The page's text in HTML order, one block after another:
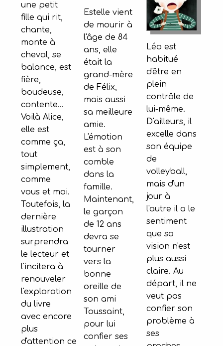
une petit
fille qui rit,
chante,
monte à
cheval, se
balance, est
fière,
boudeuse,
contente...
Voilà Alice,
elle est
comme ça,
tout
simplement,
comme
vous et moi.
Toutefois, la
dernière
illustration
surprendra
le lecteur et
l'incitera à
renouveler
l'exploration
du livre
avec encore
plus
d'attention ce
Estelle vient
de mourir à
l'âge de 84
ans, elle
était la
grand-mère
de Félix,
mais aussi
sa meilleure
amie.
L'émotion
est à son
comble
dans la
famille.
Maintenant,
le garçon
de 12 ans
devra se
tourner
vers la
bonne
oreille de
son ami
Toussaint,
pour lui
confier ses
Léo est
habitué
d'être en
plein
contrôle de
lui-même.
D'ailleurs, il
excelle dans
son équipe
de
volleyball,
mais d'un
jour à
l'autre il a le
sentiment
que sa
vision n'est
plus aussi
claire. Au
départ, il ne
veut pas
confier son
problème à
ses